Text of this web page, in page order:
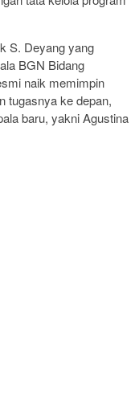
S. Deyang yang
BGN Bidang
naik memimpin
tugasnya ke depan,
baru, yakni Agustina